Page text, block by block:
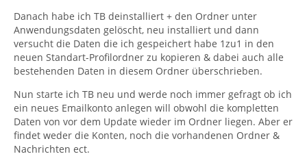
Danach habe ich TB deinstalliert + den Ordner unter
Anwendungsdaten gelöscht, neu installiert und dann
versucht die Daten die ich gespeichert habe 1zu1 in den
neuen Standart-Profilordner zu kopieren & dabei auch alle
bestehenden Daten in diesem Ordner überschrieben.
Nun starte ich TB neu und werde noch immer gefragt ob ich
ein neues Emailkonto anlegen will obwohl die kompletten
Daten von vor dem Update wieder im Ordner liegen. Aber er
findet weder die Konten, noch die vorhandenen Ordner &
Nachrichten ect.